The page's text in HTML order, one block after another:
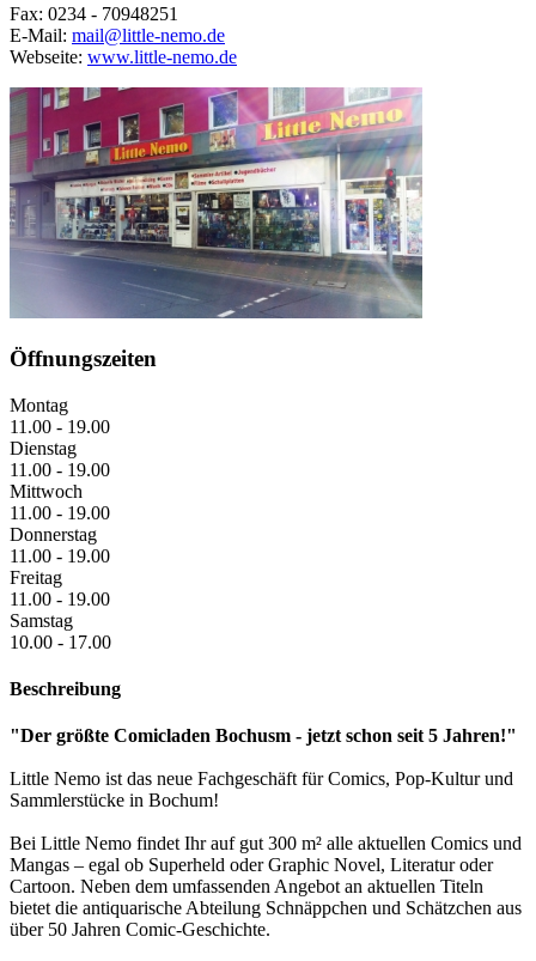
Fax: 0234 - 70948251
E-Mail: mail@little-nemo.de
Webseite: www.little-nemo.de
Öffnungszeiten
Montag
11.00 - 19.00
Dienstag
11.00 - 19.00
Mittwoch
11.00 - 19.00
Donnerstag
11.00 - 19.00
Freitag
11.00 - 19.00
Samstag
10.00 - 17.00
Beschreibung
"Der größte Comicladen Bochusm - jetzt schon seit 5 Jahren!"
Little Nemo ist das neue Fachgeschäft für Comics, Pop-Kultur und
Sammlerstücke in Bochum!
Bei Little Nemo findet Ihr auf gut 300 m² alle aktuellen Comics und
Mangas – egal ob Superheld oder Graphic Novel, Literatur oder
Cartoon. Neben dem umfassenden Angebot an aktuellen Titeln
bietet die antiquarische Abteilung Schnäppchen und Schätzchen aus
über 50 Jahren Comic-Geschichte.